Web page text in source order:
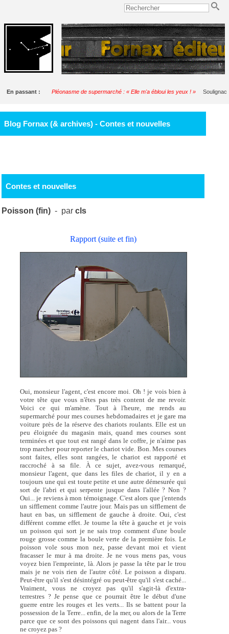
En passant : Pléonasme de supermarché : « Elle m'a ébloui les yeux ! » Soulignac
Blog Fornax (& archives) - Contes et nouvelles
Contes et nouvelles
Poisson (fin) - parcls
Rapport (suite et fin)
Oui, monsieur l'agent, c'est encore moi. Oh ! je vois bien à
votre tête que vous n'êtes pas très content de me revoir.
Voici ce qui m'amène. Tout à l'heure, me rends au
supermarché pour mes courses hebdomadaires et je gare ma
voiture près de la réserve des chariots roulants. Elle est un
peu éloignée du magasin mais, quand mes courses sont
terminées et que tout est rangé dans le coffre, je n'aime pas
trop marcher pour reporter le chariot vide. Bon. Mes courses
sont faites, elles sont rangées, le chariot est rapporté et
raccroché à sa file. À ce sujet, avez-vous remarqué,
monsieur l'agent, que dans les files de chariot, il y en a
toujours une qui est toute petite et une autre démesurée qui
sort de l'abri et qui serpente jusque dans l'allée ? Non ?
Oui... je reviens à mon témoignage. C'est alors que j'entends
un sifflement comme l'autre jour. Mais pas un sifflement de
haut en bas, un sifflement de gauche à droite. Oui, c'est
différent comme effet. Je tourne la tête à gauche et je vois
un poisson qui sort je ne sais trop comment d'une boule
rouge grosse comme la boule verte de la première fois. Le
poisson vole sous mon nez, passe devant moi et vient
fracasser le mur à ma droite. Je ne vous mens pas, vous
voyez bien l'empreinte, là. Alors je passe la tête par le trou
mais je ne vois rien de l'autre côté. Le poisson a disparu.
Peut-être qu'il s'est désintégré ou peut-être qu'il s'est caché...
Vraiment, vous ne croyez pas qu'il s'agit-là d'extra-
terrestres ? Je pense que ce pourrait être le début d'une
guerre entre les rouges et les verts... Ils se battent pour la
possession de la Terre... enfin, de la mer, ou alors de la Terre
parce que ce sont des poissons qui nagent dans l'air... vous
ne croyez pas ?